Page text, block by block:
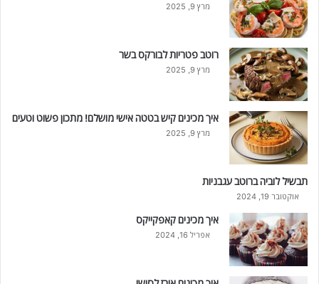
מרץ 9, 2025
רוטב פטריות לבורקס בשר
מרץ 9, 2025
איך מכינים קיש בטטה אישי מושלם! מתכון פשוט וטעים
מרץ 9, 2025
תבשיל לוביה ברוטב עגבניות
אוקטובר 19, 2024
איך מכינים קאפקייקס
אפריל 16, 2024